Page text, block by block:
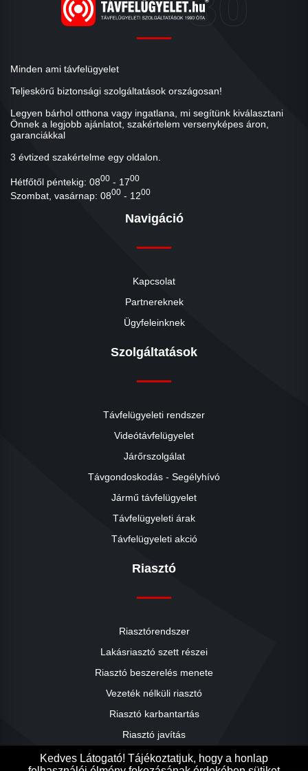
Minden ami távfelügyelet
Teljeskörű biztonsági szolgáltatások országosan!
Legyen bárhol otthona vagy ingatlana, mi segítünk kiválasztani
Önnek a legjobb ajánlatot, szakértelem versenyképes áron,
garanciákkal
3 évtized szakértelme egy oldalon.
Hétfőtől péntekig: 0800 - 1700
Szombat, vasárnap: 0800 - 1200
Navigáció
Kapcsolat
Partnereknek
Ügyfeleinknek
Szolgáltatások
Távfelügyeleti rendszer
Videótávfelügyelet
Járőrszolgálat
Távgondoskodás - Segélyhívó
Jármű távfelügyelet
Távfelügyeleti árak
Távfelügyeleti akció
Riasztó
Riasztórendszer
Lakásriasztó szett részei
Riasztó beszerelés menete
Vezeték nélküli riasztó
Riasztó karbantartás
Riasztó javítás
Riasztók árai
Kedves Látogató! Tájékoztatjuk, hogy a honlap